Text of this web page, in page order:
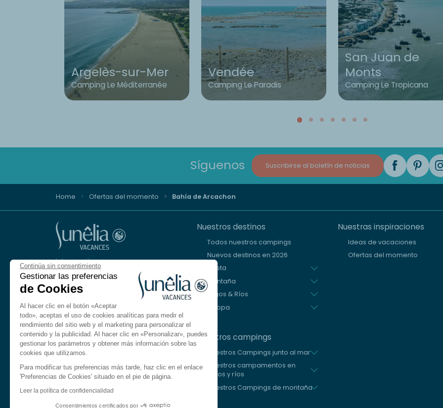
Continúa sin consentimiento
Gestionar las preferencias
de Cookies
Al hacer clic en el botón «Aceptar
todo», aceptas el uso de cookies analíticas para medir el
rendimiento del sitio web y el marketing para personalizar el
contenido y la publicidad. Al hacer clic en «Personalizar», puedes
gestionar los parámetros y obtener más información sobre las
cookies que utilizamos.
Para modificar tus preferencias más tarde, haz clic en el enlace
'Preferencias de Cookies' situado en el pie de página.
Leer la política de confidencialidad
Consentimientos certificados por
Argelès-sur-Mer
Camping Le Méditerranée
Vendée
Camping Le Paradis
San Juan de
Monts
Camping Le Tropicana
Síguenos Suscribirse al boletín de noticias
Home Ofertas del momento Bahía de Arcachon
Información y reserva
+33 (0)9 69 375 115
De lunes a viernes, de 8.30 a 18.30 h.
Sábado de 10:00 a 13:00 y de 14:00 a 17:00
Contactarnos
Idioma ES
Francés
Nuestros destinos
Todos nuestros campings
Nuevos destinos en 2026
Costa
Montaña
Lagos & Ríos
Europa
Nuestros campings
Nuestros Campings junto al mar
Nuestros campamentos en
lagos y ríos
Nuestros Campings de montaña
Nuestras inspiraciones
Ideas de vacaciones
Ofertas del momento